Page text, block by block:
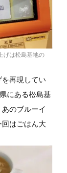
げは松島基地の
再現してい
にある松島基
のブルーイ
はごはん大